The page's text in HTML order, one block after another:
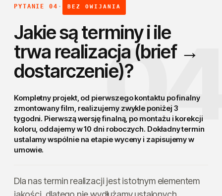
PYTANIE 04 · BEZ OWIJANIA
Jakie są terminy i ile
trwa realizacja (brief →
dostarczenie)?
Kompletny projekt, od pierwszego kontaktu po finalny
zmontowany film, realizujemy zwykle poniżej 3
tygodni. Pierwszą wersję finalną, po montażu i korekcji
koloru, oddajemy w 10 dni roboczych. Dokładny termin
ustalamy wspólnie na etapie wyceny i zapisujemy w
umowie.
Dla nas termin realizacji jest istotnym elementem